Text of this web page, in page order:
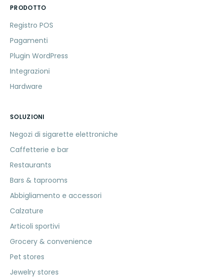
PRODOTTO
Registro POS
Pagamenti
Plugin WordPress
Integrazioni
Hardware
SOLUZIONI
Negozi di sigarette elettroniche
Caffetterie e bar
Restaurants
Bars & taprooms
Abbigliamento e accessori
Calzature
Articoli sportivi
Grocery & convenience
Pet stores
Jewelry stores